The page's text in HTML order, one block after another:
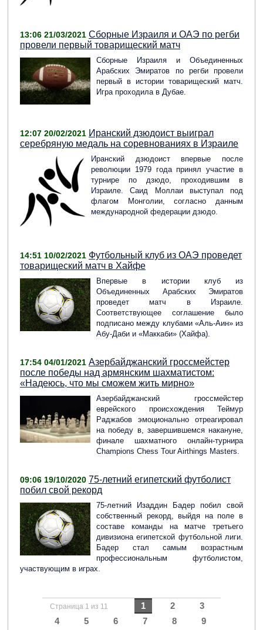
13:06 21/03/2021 Сборные Израиля и ОАЭ по регби
провели первый товарищеский матч
Cборные Израиля и Объединенных
Арабских Эмиратов по регби провели
первый в истории товарищеский матч.
Игра проходила в Дубае.
12:07 20/02/2021 Иранский дзюдоист выиграл
серебряную медаль на соревнованиях в Израиле
Иранский дзюдоист впервые после
революции 1979 года принял участие в
турнире по дзюдо, проходившим в
Израиле. Саид Моллаи выступал под
флагом Монголии, согласно данным
международной федерации дзюдо.
14:51 10/02/2021 Футбольный клуб из ОАЭ проведет
товарищеский матч в Хайфе
Впервые в истории клуб из
Объединенных Арабских Эмиратов
проведет матч в Израиле.
Соответствующее соглашение было
подписано между клубами «Аль-Аин» из
Абу-Даби и «Маккаби» (Хайфа).
17:54 04/01/2021 Азербайджанский гроссмейстер
после победы над армянским шахматистом:
«Надеюсь, что мы сможем жить мирно»
Азербайджанский гроссмейстер
еврейского происхождения Теймур
Раджабов эмоционально отреагировал
на победу в, завершившемся накануне,
финале шахматного онлайн-турнира
Champions Chess Tour Airthings Masters.
09:06 19/10/2020 75-летний египетский футболист
побил свой рекорд
75-летний Изаддин Бадер побил свой
собственный рекорд, выйдя на поле в
составе команды на матче третьего
дивизиона египетской футбольной лиги.
Бадер стал самым возрастным
профессиональным футболистом,
участвующим в играх.
Страница 1 из 11 1 2
3
4
5 6 7 8
9